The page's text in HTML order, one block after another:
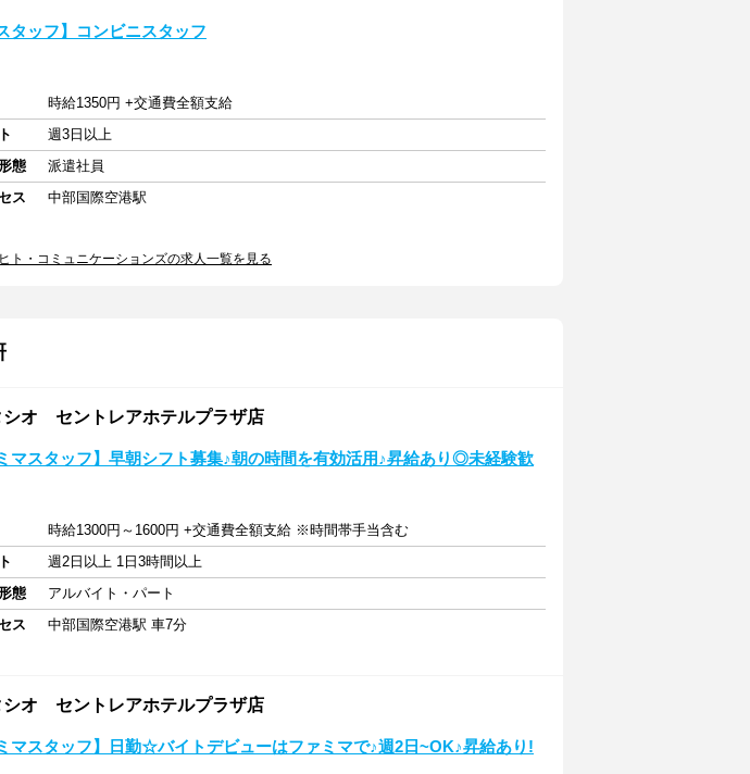
タッフ】コンビニスタッフ
時給1350円 +交通費全額支給
週3日以上
態
派遣社員
ス
中部国際空港駅
ト・コミュニケーションズの求人一覧を見る
シオ セントレアホテルプラザ店
マスタッフ】早朝シフト募集♪朝の時間を有効活用♪昇給あり◎未経験歓
時給1300円～1600円 +交通費全額支給 ※時間帯手当含む
週2日以上 1日3時間以上
態
アルバイト・パート
ス
中部国際空港駅 車7分
シオ セントレアホテルプラザ店
マスタッフ】日勤☆バイトデビューはファミマで♪週2日~OK♪昇給あり!